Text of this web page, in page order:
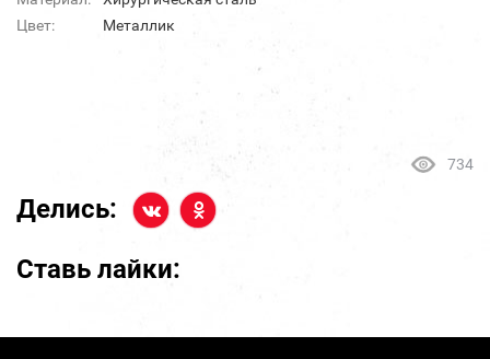
Цвет:
Металлик
734
Делись:
Ставь лайки: